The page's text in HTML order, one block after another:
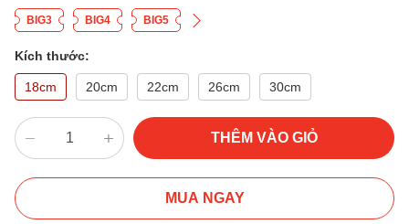
BIG3 BIG4 BIG5
Kích thước:
18cm 20cm 22cm 26cm 30cm
THÊM VÀO GIỎ
MUA NGAY